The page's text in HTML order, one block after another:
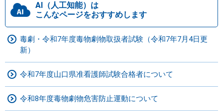
AI（人工知能）は
こんなページをおすすめします
毒劇・令和7年度毒物劇物取扱者試験（令和7年7月4日更
新）
令和7年度山口県准看護師試験合格者について
令和8年度毒物劇物危害防止運動について